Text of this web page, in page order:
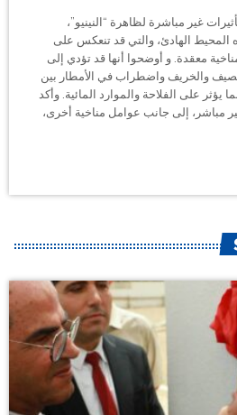
غير مباشرة لظاهرة “النينيو”،
المحيط الهادئ، والتي قد تنعكس على
معقدة. و أوضحوا أنها قد تؤدي إلى
والخريف واضطراب في الأمطار بين
على الفلاحة والموارد المائية. وأكد
غير مباشر، إلى جانب عوامل مناخية أخرى،